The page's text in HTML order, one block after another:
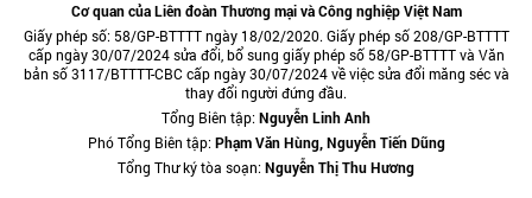
Cơ quan của Liên đoàn Thương mại và Công nghiệp Việt Nam
Giấy phép số: 58/GP-BTTTT ngày 18/02/2020. Giấy phép số 208/GP-BTTTT
cấp ngày 30/07/2024 sửa đổi, bổ sung giấy phép số 58/GP-BTTTT và Văn
bản số 3117/BTTTT-CBC cấp ngày 30/07/2024 về việc sửa đổi măng séc và
thay đổi người đứng đầu.
Tổng Biên tập:Nguyễn Linh Anh
Phó Tổng Biên tập:Phạm Văn Hùng, Nguyễn Tiến Dũng
Tổng Thư ký tòa soạn:Nguyễn Thị Thu Hương